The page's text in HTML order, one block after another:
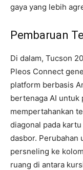
gaya yang lebih
Pembaruan
Di dalam, Tucson
Pleos Connect
platform berbasis
bertenaga AI untuk
mempertahankan
diagonal pada
dasbor. Perubahan
persneling ke
ruang di antara